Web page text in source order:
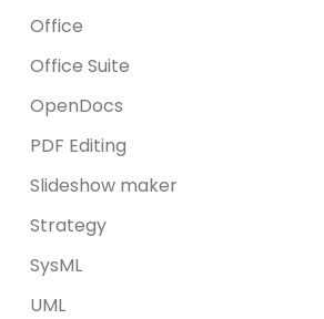
Office
Office Suite
OpenDocs
PDF Editing
Slideshow maker
Strategy
SysML
UML